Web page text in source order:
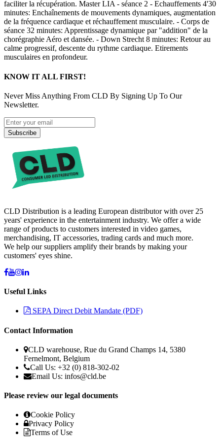
faciliter la récupération. Master LIA - séance 2 - Echauffements 4'30
minutes: Enchaînements de mouvements dynamiques, augmentation
de la fréquence cardiaque et réchauffement musculaire. - Corps de
séance 32 minutes: Apprentissage dynamique par "addition" de la
chorégraphie Aéro et dansée. - Down Strecht 8 minutes: Retour au
calme progressif, descente du rythme cardiaque. Etirements
musculaires en profondeur.
KNOW IT ALL FIRST!
Never Miss Anything From CLD By Signing Up To Our
Newsletter.
Subscribe
CLD Distribution is a leading European distributor with over 25
years' experience in the entertainment industry. We offer a wide
range of products to customers interested in video games,
merchandising, IT accessories, trading cards and much more.
We help our suppliers amplify their brands by making your
customers' eyes shine.
Useful Links
SEPA Direct Debit Mandate (PDF)
Contact Information
CLD warehouse, Rue du Grand Champs 14, 5380
Fernelmont, Belgium
Call Us: +32 (0) 818-302-02
Email Us: infos@cld.be
Please review our legal documents
Cookie Policy
Privacy Policy
Terms of Use